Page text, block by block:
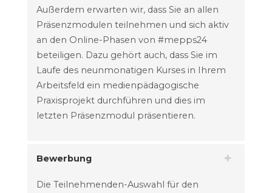
Außerdem erwarten wir, dass Sie an allen
Präsenzmodulen teilnehmen und sich aktiv
an den Online-Phasen von #mepps24
beteiligen. Dazu gehört auch, dass Sie im
Laufe des neunmonatigen Kurses in Ihrem
Arbeitsfeld ein medienpädagogische
Praxisprojekt durchführen und dies im
letzten Präsenzmodul präsentieren.
Bewerbung
Die Teilnehmenden-Auswahl für den